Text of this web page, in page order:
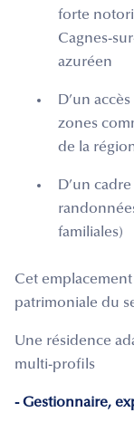
forte
Cagnes-
azuréen
D’un
zones
de la
D’un
familiales)
Cet
patrimoniale du
Une résidence
multi-profils
- Gestionnaire,